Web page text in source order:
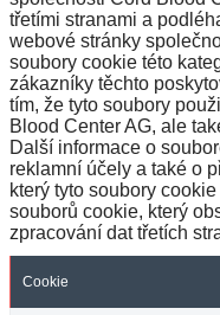
třetími stranami a
webové stránky
soubory cookie této
zákazníky těchto
tím, že tyto soubory
Blood Center AG, ale
Další informace o
reklamní účely a také o
který tyto soubory
souborů cookie, který
zpracování dat třetích
Cookie